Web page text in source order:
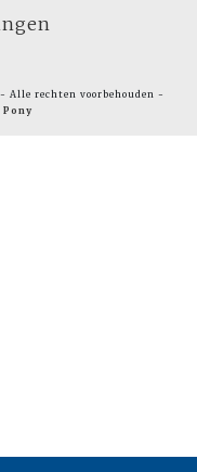
Alle rechten voorbehouden -
Pony